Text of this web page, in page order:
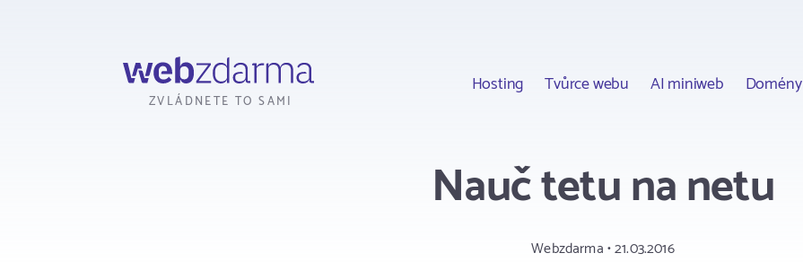
ZVLÁDNETE TO SAMI
Hosting Tvůrce webu AI miniweb Domény
Nauč tetu na netu
Webzdarma • 21.03.2016